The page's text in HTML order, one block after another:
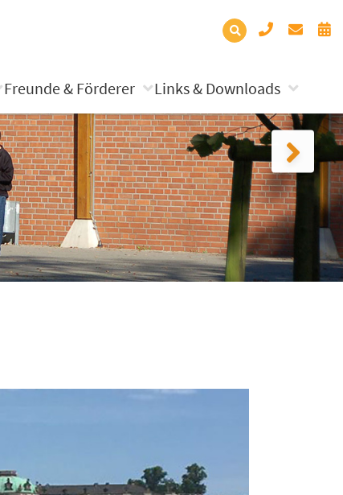
Freunde & Förderer Links & Downloads